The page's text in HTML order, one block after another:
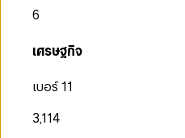
6
เศรษฐกิจ
เบอร์ 11
3,114